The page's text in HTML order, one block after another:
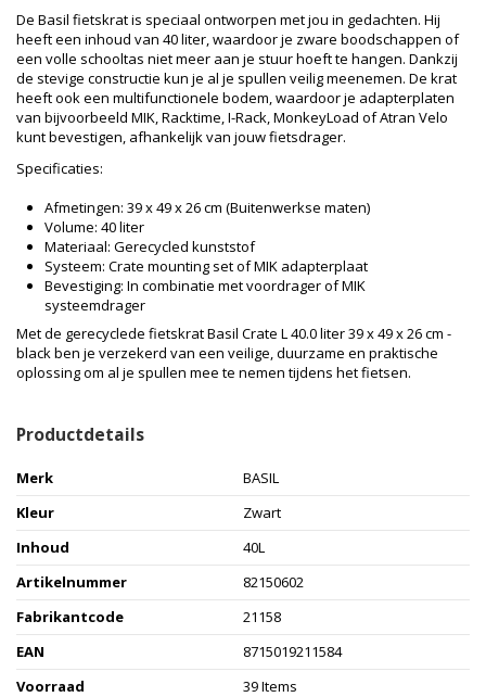
De Basil fietskrat is speciaal ontworpen met jou in gedachten. Hij
heeft een inhoud van 40 liter, waardoor je zware boodschappen of
een volle schooltas niet meer aan je stuur hoeft te hangen. Dankzij
de stevige constructie kun je al je spullen veilig meenemen. De krat
heeft ook een multifunctionele bodem, waardoor je adapterplaten
van bijvoorbeeld MIK, Racktime, I-Rack, MonkeyLoad of Atran Velo
kunt bevestigen, afhankelijk van jouw fietsdrager.
Specificaties:
Afmetingen: 39 x 49 x 26 cm (Buitenwerkse maten)
Volume: 40 liter
Materiaal: Gerecycled kunststof
Systeem: Crate mounting set of MIK adapterplaat
Bevestiging: In combinatie met voordrager of MIK
systeemdrager
Met de gerecyclede fietskrat Basil Crate L 40.0 liter 39 x 49 x 26 cm -
black ben je verzekerd van een veilige, duurzame en praktische
oplossing om al je spullen mee te nemen tijdens het fietsen.
Productdetails
Merk
BASIL
Kleur
Zwart
Inhoud
40L
Artikelnummer
82150602
Fabrikantcode
21158
EAN
8715019211584
Voorraad
39 Items